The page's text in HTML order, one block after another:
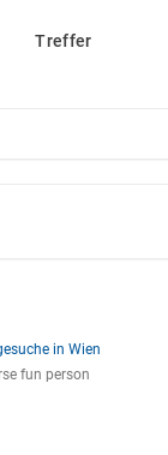
Treffer
in Wien
fun person